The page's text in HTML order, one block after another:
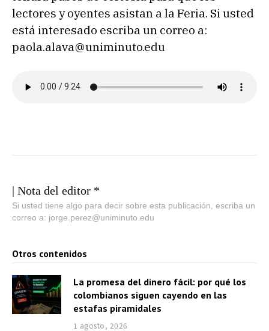
lectores y oyentes asistan a la Feria. Si usted
está interesado escriba un correo a:
paola.alava@uniminuto.edu
| Nota del editor *
Si usted tiene algo para decir sobre esta publicación, escriba un
correo a: jorge.perez@uniminuto.edu
Otros contenidos
La promesa del dinero fácil: por qué los
colombianos siguen cayendo en las
estafas piramidales
1 agosto, 2026